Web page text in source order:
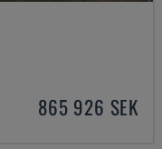
865 926 SEK